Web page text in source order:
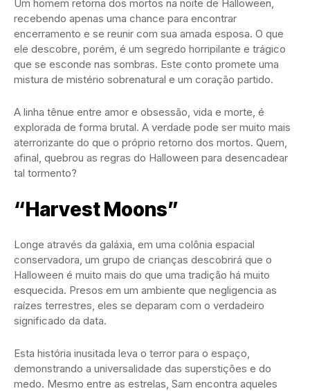
Um homem retorna dos mortos na noite de Halloween,
recebendo apenas uma chance para encontrar
encerramento e se reunir com sua amada esposa. O que
ele descobre, porém, é um segredo horripilante e trágico
que se esconde nas sombras. Este conto promete uma
mistura de mistério sobrenatural e um coração partido.
A linha tênue entre amor e obsessão, vida e morte, é
explorada de forma brutal. A verdade pode ser muito mais
aterrorizante do que o próprio retorno dos mortos. Quem,
afinal, quebrou as regras do Halloween para desencadear
tal tormento?
“Harvest Moons”
Longe através da galáxia, em uma colônia espacial
conservadora, um grupo de crianças descobrirá que o
Halloween é muito mais do que uma tradição há muito
esquecida. Presos em um ambiente que negligencia as
raízes terrestres, eles se deparam com o verdadeiro
significado da data.
Esta história inusitada leva o terror para o espaço,
demonstrando a universalidade das superstições e do
medo. Mesmo entre as estrelas, Sam encontra aqueles